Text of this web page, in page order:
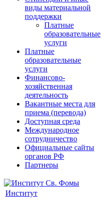
виды материальной
поддержки
Платные
образовательные
услуги
Платные
образовательные
услуги
Финансово-
хозяйственная
деятельность
Вакантные места для
приема (перевода)
Доступная среда
Международное
сотрудничество
Официальные сайты
органов РФ
Партнеры
Институт